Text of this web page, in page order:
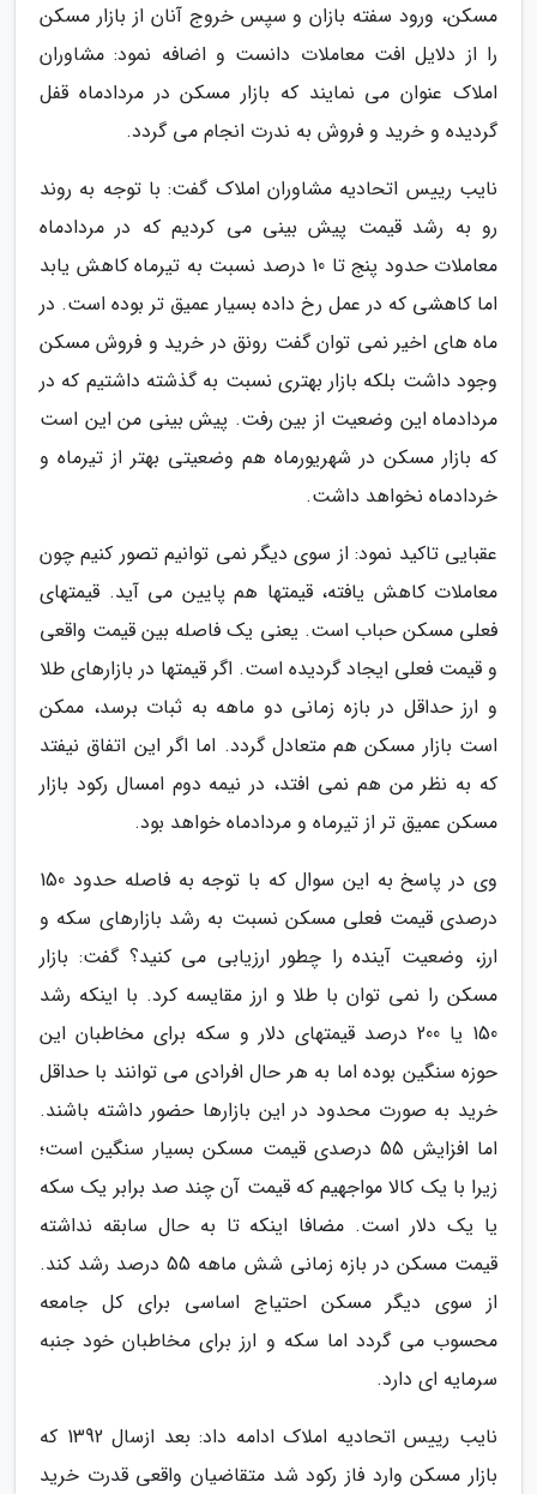
مسکن، ورود سفته بازان و سپس خروج آنان از بازار مسکن
را از دلایل افت معاملات دانست و اضافه نمود: مشاوران
املاک عنوان می نمایند که بازار مسکن در مردادماه قفل
گردیده و خرید و فروش به ندرت انجام می گردد.
نایب رییس اتحادیه مشاوران املاک گفت: با توجه به روند
رو به رشد قیمت پیش بینی می کردیم که در مردادماه
معاملات حدود پنج تا 10 درصد نسبت به تیرماه کاهش یابد
اما کاهشی که در عمل رخ داده بسیار عمیق تر بوده است. در
ماه های اخیر نمی توان گفت رونق در خرید و فروش مسکن
وجود داشت بلکه بازار بهتری نسبت به گذشته داشتیم که در
مردادماه این وضعیت از بین رفت. پیش بینی من این است
که بازار مسکن در شهریورماه هم وضعیتی بهتر از تیرماه و
خردادماه نخواهد داشت.
عقبایی تاکید نمود: از سوی دیگر نمی توانیم تصور کنیم چون
معاملات کاهش یافته، قیمتها هم پایین می آید. قیمتهای
فعلی مسکن حباب است. یعنی یک فاصله بین قیمت واقعی
و قیمت فعلی ایجاد گردیده است. اگر قیمتها در بازارهای طلا
و ارز حداقل در بازه زمانی دو ماهه به ثبات برسد، ممکن
است بازار مسکن هم متعادل گردد. اما اگر این اتفاق نیفتد
که به نظر من هم نمی افتد، در نیمه دوم امسال رکود بازار
مسکن عمیق تر از تیرماه و مردادماه خواهد بود.
وی در پاسخ به این سوال که با توجه به فاصله حدود 150
درصدی قیمت فعلی مسکن نسبت به رشد بازارهای سکه و
ارز، وضعیت آینده را چطور ارزیابی می کنید؟ گفت: بازار
مسکن را نمی توان با طلا و ارز مقایسه کرد. با اینکه رشد
150 یا 200 درصد قیمتهای دلار و سکه برای مخاطبان این
حوزه سنگین بوده اما به هر حال افرادی می توانند با حداقل
خرید به صورت محدود در این بازارها حضور داشته باشند.
اما افزایش 55 درصدی قیمت مسکن بسیار سنگین است؛
زیرا با یک کالا مواجهیم که قیمت آن چند صد برابر یک سکه
یا یک دلار است. مضافا اینکه تا به حال سابقه نداشته
قیمت مسکن در بازه زمانی شش ماهه 55 درصد رشد کند.
از سوی دیگر مسکن احتیاج اساسی برای کل جامعه
محسوب می گردد اما سکه و ارز برای مخاطبان خود جنبه
سرمایه ای دارد.
نایب رییس اتحادیه املاک ادامه داد: بعد ازسال 1392 که
بازار مسکن وارد فاز رکود شد متقاضیان واقعی قدرت خرید